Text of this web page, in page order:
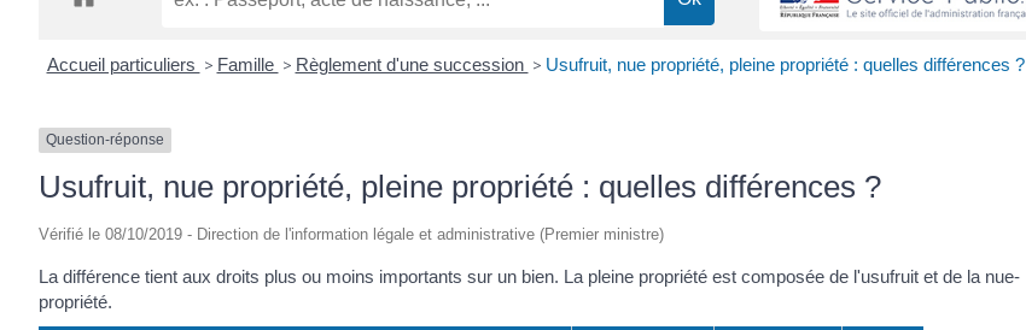
Accueil particuliers > Famille > Règlement d'une succession > Usufruit, nue propriété, pleine propriété : quelles différences ?
Question-réponse
Usufruit, nue propriété, pleine propriété : quelles différences ?
Vérifié le 08/10/2019 - Direction de l'information légale et administrative (Premier ministre)
La différence tient aux droits plus ou moins importants sur un bien. La pleine propriété est composée de l'usufruit et de la nue-
propriété.